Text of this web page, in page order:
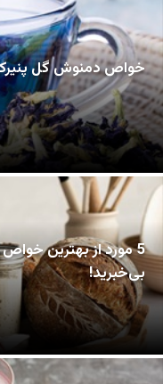
خواص دمنوش گل
5 مورد از بهترین
بی‌خبرید!